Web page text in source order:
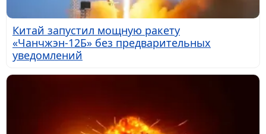
Китай запустил мощную ракету
«Чанчжэн-12Б» без предварительных
уведомлений